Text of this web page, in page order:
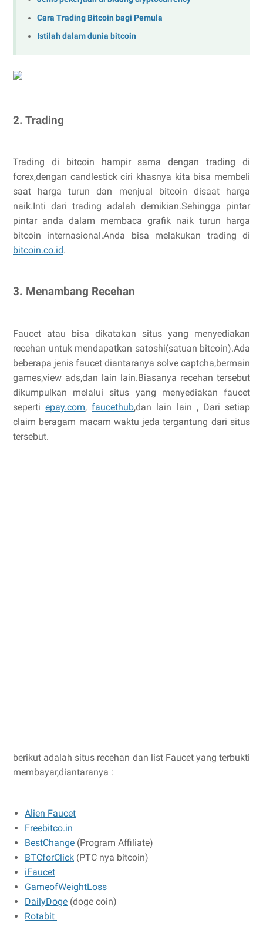
Cara Trading Bitcoin bagi Pemula
Istilah dalam dunia bitcoin
2. Trading
Trading di bitcoin hampir sama dengan trading di
forex,dengan candlestick ciri khasnya kita bisa membeli
saat harga turun dan menjual bitcoin disaat harga
naik.Inti dari trading adalah demikian.Sehingga pintar
pintar anda dalam membaca grafik naik turun harga
bitcoin internasional.Anda bisa melakukan trading di
bitcoin.co.id.
3. Menambang Recehan
Faucet atau bisa dikatakan situs yang menyediakan
recehan untuk mendapatkan satoshi(satuan bitcoin).Ada
beberapa jenis faucet diantaranya solve captcha,bermain
games,view ads,dan lain lain.Biasanya recehan tersebut
dikumpulkan melalui situs yang menyediakan faucet
sepertiepay.com,faucethub,dan lain lain , Dari setiap
claim beragam macam waktu jeda tergantung dari situs
tersebut.
berikut adalah situs recehan dan list Faucet yang terbukti
membayar,diantaranya :
Alien Faucet
Freebitco.in
BestChange (Program Affiliate)
BTCforClick (PTC nya bitcoin)
iFaucet
GameofWeightLoss
DailyDoge (doge coin)
Rotabit